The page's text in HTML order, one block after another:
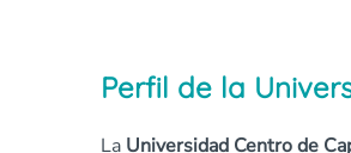
Perfil de la
La Universidad Centro de